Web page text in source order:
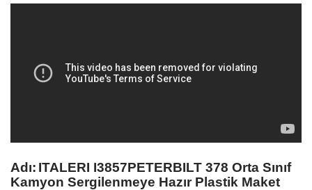
Adı: ITALERI I3857PETERBILT 378 Orta Sınıf
Kamyon Sergilenmeye Hazır Plastik Maket